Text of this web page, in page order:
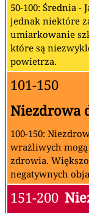
50-100: Średnia -
jednak niektóre
umiarkowanie
które są
powietrza.
101-150
Niezdrowa
100-150:
wrażliwych
zdrowia.
negatywnych
151-200